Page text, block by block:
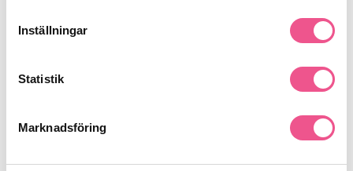
Inställningar
Statistik
Marknadsföring